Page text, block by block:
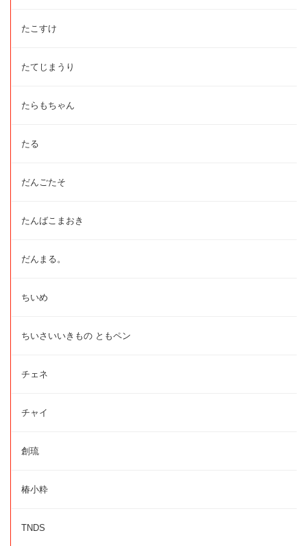
たこすけ
たてじまうり
たらもちゃん
たる
だんごたそ
たんばこまおき
だんまる。
ちいめ
ちいさいいきもの ともペン
チェネ
チャイ
創琉
椿小粋
TNDS